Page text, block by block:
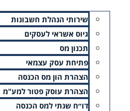
שירותי הנהלת חשבונות
גיוס אשראי לעסקים
תכנון מס
פתיחת עסק עצמאי
הצהרת הון מס הכנסה
הצהרת עוסק פטור למע"מ
דו״ח שנתי למס הכנסה
בהרשמה אני מאשר/ת קבלת
אני מאשר/ת שקראתי את